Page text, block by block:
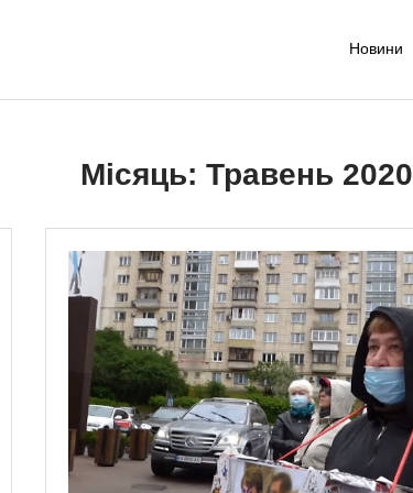
Новини
Місяць: Травень 2020